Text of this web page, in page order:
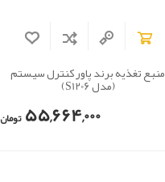
منبع تغذیه برند پاور کنترل سیستم
(مدل S1206)
55,664,000 تومان